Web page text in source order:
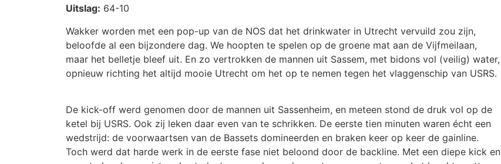
Uitslag: 64-10
Wakker worden met een pop-up van de NOS dat het drinkwater in Utrecht vervuild zou zijn,
beloofde al een bijzondere dag. We hoopten te spelen op de groene mat aan de Vijfmeilaan,
maar het belletje bleef uit. En zo vertrokken de mannen uit Sassem, met bidons vol (veilig) water,
opnieuw richting het altijd mooie Utrecht om het op te nemen tegen het vlaggenschip van USRS.
De kick-off werd genomen door de mannen uit Sassenheim, en meteen stond de druk vol op de
ketel bij USRS. Ook zij leken daar even van te schrikken. De eerste tien minuten waren écht een
wedstrijd: de voorwaartsen van de Bassets domineerden en braken keer op keer de gainline.
Toch werd dat harde werk in de eerste fase niet beloond door de backline. Met een diepe kick en